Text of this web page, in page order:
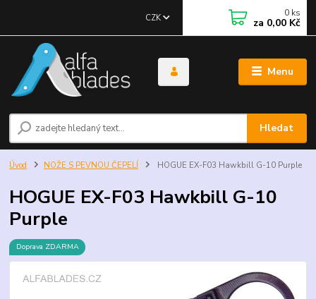
Menu
CZK
Hledat
0 ks
za 0,00 Kč
Úvod NOŽE S PEVNOU ČEPELÍ HOGUE EX-F03 Hawkbill G-10 Purple
HOGUE EX-F03 Hawkbill G-10
Purple
Doprava ZDARMA